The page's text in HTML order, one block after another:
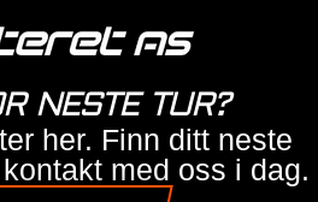
NESTE TUR?
her. Finn ditt neste
med oss i dag.